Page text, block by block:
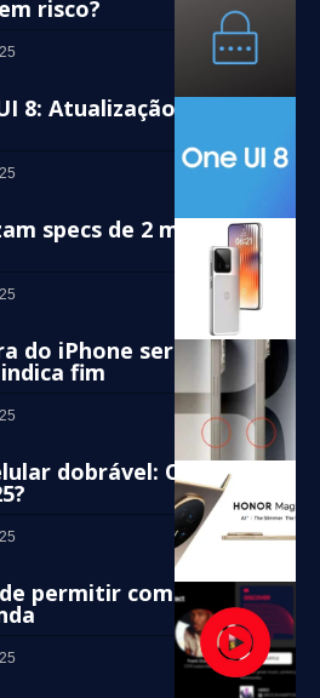
risco?
8: Atualização do Galaxy
specs de 2 modelos e
do iPhone será
fim
dobrável: O Fim da
permitir comentários